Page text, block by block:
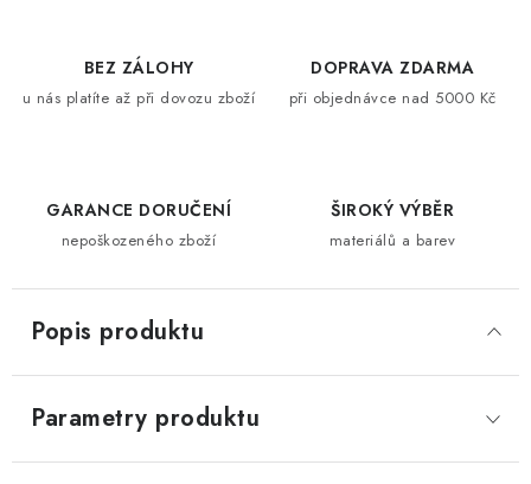
BEZ ZÁLOHY
u nás platíte až při dovozu zboží
DOPRAVA ZDARMA
při objednávce nad 5000 Kč
GARANCE DORUČENÍ
nepoškozeného zboží
ŠIROKÝ VÝBĚR
materiálů a barev
Popis produktu
Parametry produktu